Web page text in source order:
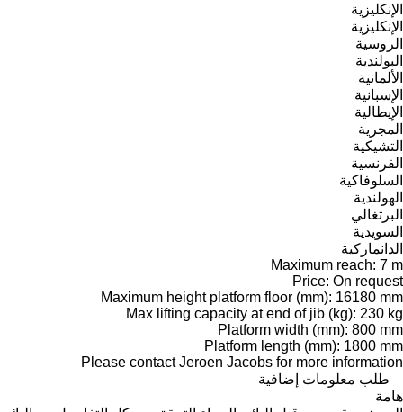
الإنكليزية
الإنكليزية
الروسية
البولندية
الألمانية
الإسبانية
الإيطالية
المجرية
التشيكية
الفرنسية
السلوفاكية
الهولندية
البرتغالي
السويدية
الدانماركية
Maximum reach: 7 m
Price: On request
Maximum height platform floor (mm): 16180 mm
Max lifting capacity at end of jib (kg): 230 kg
Platform width (mm): 800 mm
Platform length (mm): 1800 mm
Please contact Jeroen Jacobs for more information
طلب معلومات إضافية
هامة